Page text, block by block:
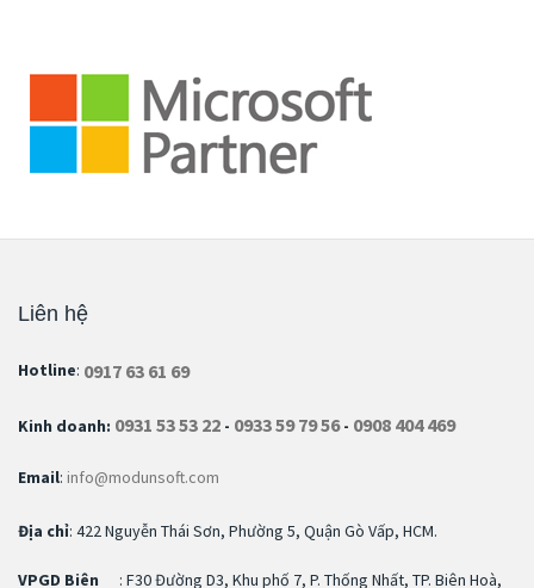
Liên hệ
Hotline: 0917 63 61 69
Kinh doanh: 0931 53 53 22 - 0933 59 79 56- 0908 404 469
Email: info@modunsoft.com
Địa chỉ: 422 Nguyễn Thái Sơn, Phường 5, Quận Gò Vấp, HCM.
VPGD Biên
: F30 Đường D3, Khu phố 7, P. Thống Nhất, TP. Biên Hoà,